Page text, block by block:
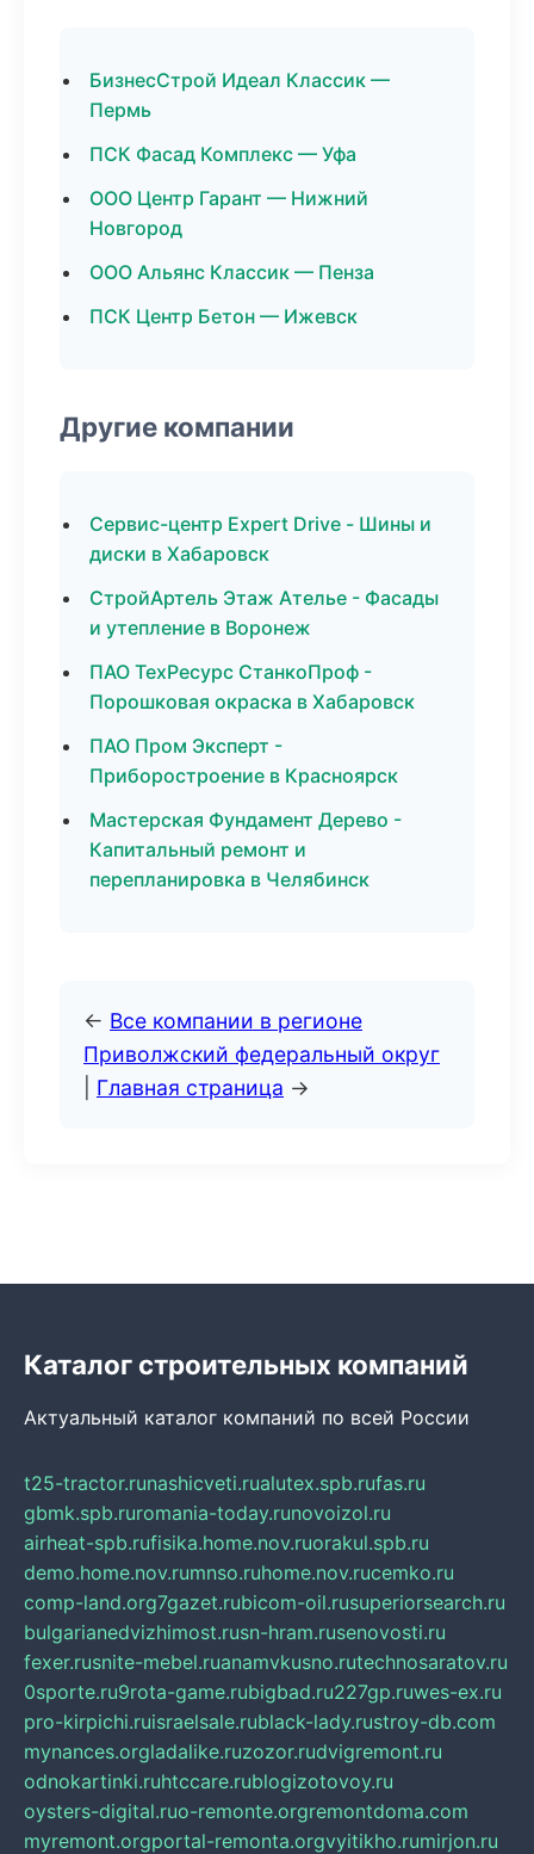
БизнесСтрой Идеал Классик —
Пермь
ПСК Фасад Комплекс — Уфа
ООО Центр Гарант — Нижний
Новгород
ООО Альянс Классик — Пенза
ПСК Центр Бетон — Ижевск
Другие компании
Сервис-центр Expert Drive - Шины и
диски в Хабаровск
СтройАртель Этаж Ателье - Фасады
и утепление в Воронеж
ПАО ТехРесурс СтанкоПроф -
Порошковая окраска в Хабаровск
ПАО Пром Эксперт -
Приборостроение в Красноярск
Мастерская Фундамент Дерево -
Капитальный ремонт и
перепланировка в Челябинск
← Все компании в регионе
Приволжский федеральный округ
Главная страница →
Каталог строительных компаний
Актуальный каталог компаний по всей России
t25-tractor.runashicveti.rualutex.spb.rufas.ru
gbmk.spb.ruromania-today.runovoizol.ru
airheat-spb.rufisika.home.nov.ruorakul.spb.ru
demo.home.nov.rumnso.ruhome.nov.rucemko.ru
comp-land.org7gazet.rubicom-oil.rusuperiorsearch.ru
bulgarianedvizhimost.rusn-hram.rusenovosti.ru
fexer.rusnite-mebel.ruanamvkusno.rutechnosaratov.ru
0sporte.ru9rota-game.rubigbad.ru227gp.ruwes-ex.ru
pro-kirpichi.ruisraelsale.rublack-lady.rustroy-db.com
mynances.orgladalike.ruzozor.rudvigremont.ru
odnokartinki.ruhtccare.rublogizotovoy.ru
oysters-digital.ruo-remonte.orgremontdoma.com
myremont.orgportal-remonta.orgvyitikho.rumirjon.ru